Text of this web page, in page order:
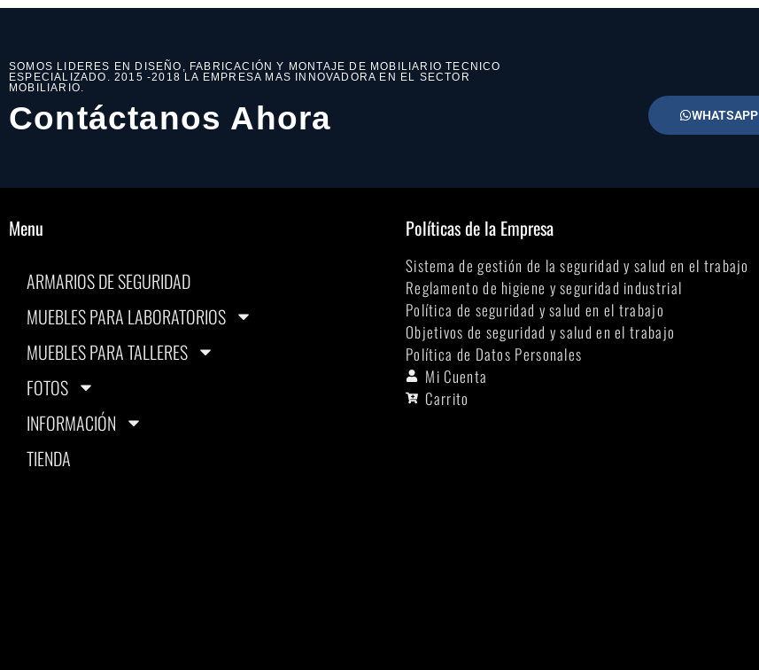
SOMOS LIDERES EN DISEÑO, FABRICACIÓN Y MONTAJE DE MOBILIARIO TECNICO
ESPECIALIZADO. 2015 -2018 LA EMPRESA MAS INNOVADORA EN EL SECTOR
MOBILIARIO.
Contáctanos Ahora WHATSAPP
Menu
ARMARIOS DE SEGURIDAD
MUEBLES PARA LABORATORIOS
MUEBLES PARA TALLERES
FOTOS
INFORMACIÓN
TIENDA
Políticas de la Empresa
Sistema de gestión de la seguridad y salud en el trabajo
Reglamento de higiene y seguridad industrial
Política de seguridad y salud en el trabajo
Objetivos de seguridad y salud en el trabajo
Política de Datos Personales
Mi Cuenta
Carrito